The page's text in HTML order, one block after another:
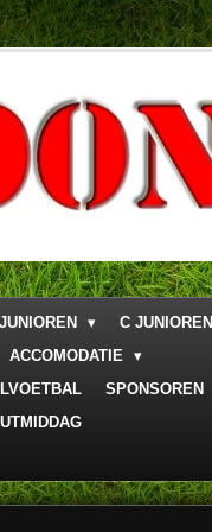
C JUNIOREN
ACCOMODATIE
SPONSOREN